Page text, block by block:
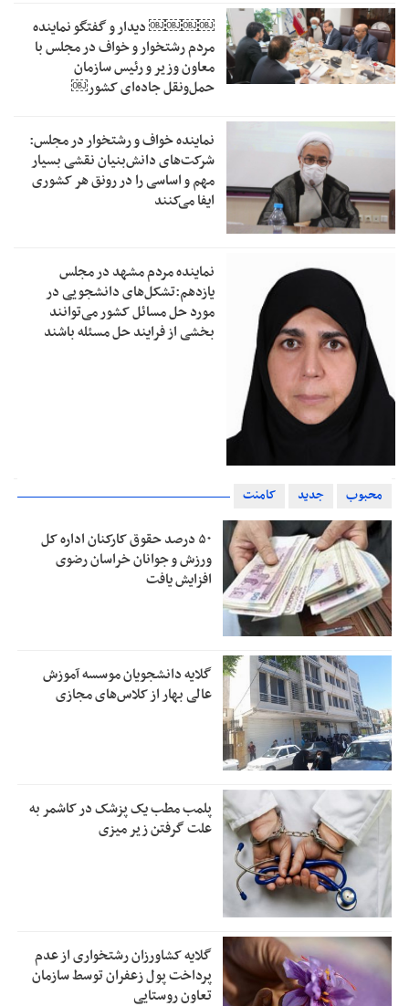
￼￼￼￼‏ دیدار و گفتگو نماینده
مردم رشتخوار و خواف در مجلس با
معاون وزیر و رئیس سازمان
حمل‌ونقل جاده‌ای کشور￼
نماینده خواف و رشتخوار در مجلس:
شرکت‌های دانش‌بنیان نقشی بسیار
مهم و اساسی را در رونق هر کشوری
ایفا می‌کنند
نماینده مردم مشهد در مجلس
یازدهم:تشکل‌های دانشجویی در
مورد حل مسائل کشور می‌توانند
بخشی از فرایند حل مسئله باشند
محبوب جدید کامنت
۵۰ درصد حقوق کارکنان اداره کل
ورزش و جوانان خراسان رضوی
افزایش یافت
گلایه دانشجویان موسسه آموزش
عالی بهار از کلاس‌های مجازی
پلمب مطب یک پزشک در کاشمر به
علت گرفتن زیر میزی
گلایه کشاورزان رشتخواری از عدم
پرداخت پول زعفران توسط سازمان
تعاون روستایی